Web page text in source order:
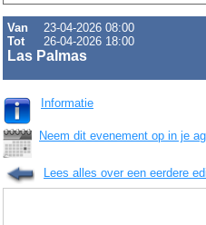
Van
23-04-2026 08:00
Tot
26-04-2026 18:00
Las Palmas
Informatie
Neem dit evenement op in je
Lees alles over een eerdere